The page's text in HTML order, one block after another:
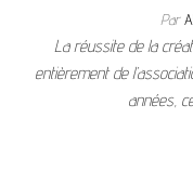
Par
La réussite de la
entièrement de
années,